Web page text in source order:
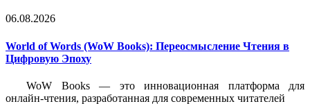
06.08.2026
World of Words (WoW Books): Переосмысление Чтения в
Цифровую Эпоху
WoW Books — это инновационная платформа для
онлайн-чтения, разработанная для современных читателей